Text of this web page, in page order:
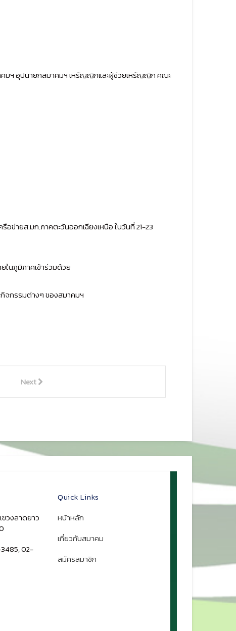
คมฯ อุปนายกสมาคมฯ เหรัญญิกและผู้ช่วยเหรัญญิก คณะ
ข่ายส.มก.ภาคตะวันออกเฉียงเหนือ ในวันที่ 21-23
ในภูมิภาคเข้าร่วมด้วย
กิจกรรมต่างๆ ของสมาคมฯ
Next
วงลาดยาว
02-
Quick Links
หน้าหลัก
เกี่ยวกับสมาคม
สมัครสมาชิก